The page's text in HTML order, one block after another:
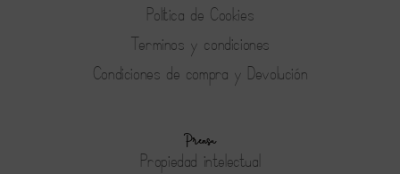
Política de Cookies
Terminos y condiciones
Condiciones de compra y Devolución
Prensa
Propiedad intelectual